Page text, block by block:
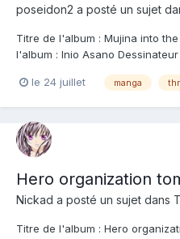
poseidon2 a posté un sujet
Titre de l'album : Mujina into
l'album : Inio Asano
désormais une mujina, et
le 24 juillet manga
Hero organization
Nickad a posté un sujet dans
Titre de l'album : Hero